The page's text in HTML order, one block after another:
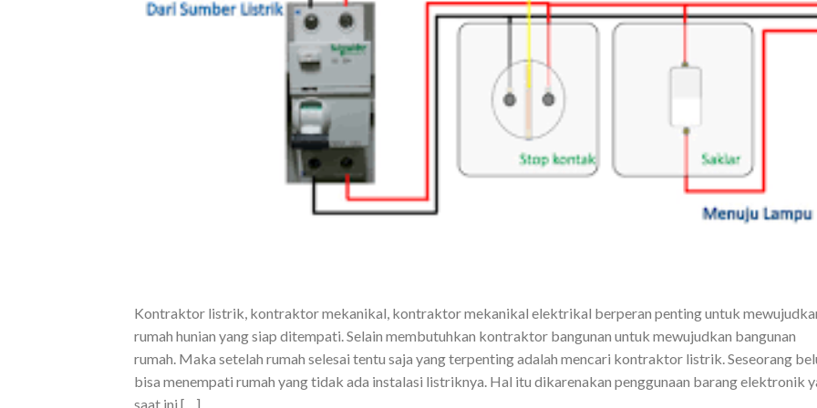
Kontraktor listrik, kontraktor mekanikal, kontraktor mekanikal elektrikal berperan penting untuk
rumah hunian yang siap ditempati. Selain membutuhkan kontraktor bangunan untuk mewujudkan bangunan
rumah. Maka setelah rumah selesai tentu saja yang terpenting adalah mencari kontraktor listrik. Seseorang
bisa menempati rumah yang tidak ada instalasi listriknya. Hal itu dikarenakan penggunaan barang elektronik
saat ini […]